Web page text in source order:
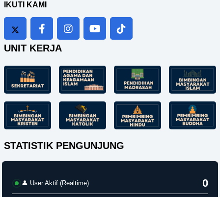
IKUTI KAMI
UNIT KERJA
STATISTIK PENGUNJUNG
👤 User Aktif (Realtime) 0